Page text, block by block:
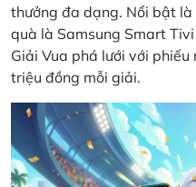
thưởng đa dạng. Nổi bật
quà là Samsung Smart
Giải Vua phá lưới với
triệu đồng mỗi giải.